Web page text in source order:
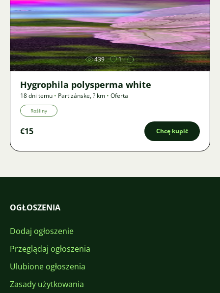
Zdjęcie
439 1
Hygrophila polysperma white
18 dni temu • Partizánske,? km • Oferta
Rośliny
€15 Chcę kupić
OGŁOSZENIA
Dodaj ogłoszenie
Przeglądaj ogłoszenia
Ulubione ogłoszenia
Zasady użytkowania